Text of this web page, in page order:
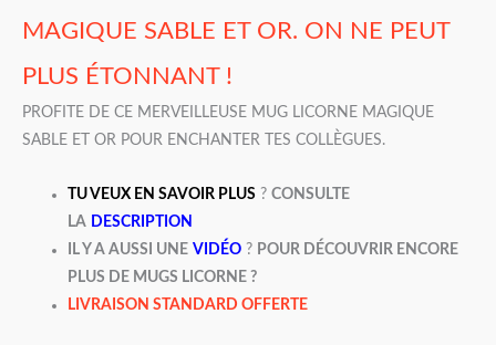
MAGIQUE SABLE ET OR. ON NE PEUT
PLUS ÉTONNANT !
PROFITE DE CE MERVEILLEUSE MUG LICORNE MAGIQUE
SABLE ET OR POUR ENCHANTER TES COLLÈGUES.
TU VEUX EN SAVOIR PLUS ?CONSULTE
LA DESCRIPTION
IL Y A AUSSI UNE VIDÉO ? POUR DÉCOUVRIR ENCORE
PLUS DE MUGS LICORNE ?
LIVRAISON STANDARD OFFERTE